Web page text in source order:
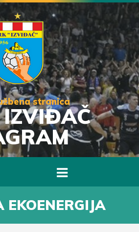
stranica
EKOENERGIJA